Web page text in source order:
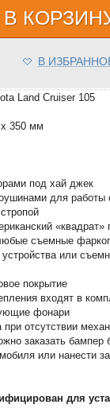
В
В
Land Cruiser 105
350 мм
под хай джек
для работы
«квадрат»
съемные
устройства или
покрытие
входят в
фонари
при отсутствии
заказать бампер
или нанести
для